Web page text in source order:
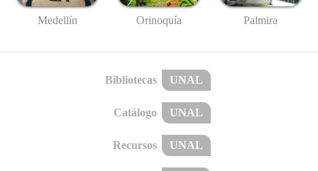
Medellín Orinoquía Palmira
Bibliotecas UNAL
Catálogo UNAL
Recursos UNAL